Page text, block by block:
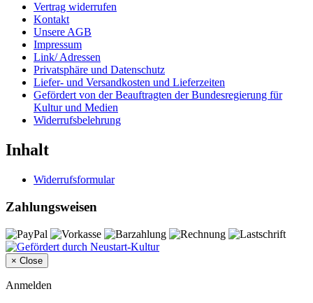
Vertrag widerrufen
Kontakt
Unsere AGB
Impressum
Link/ Adressen
Privatsphäre und Datenschutz
Liefer- und Versandkosten und Lieferzeiten
Gefördert von der Beauftragten der Bundesregierung für
Kultur und Medien
Widerrufsbelehrung
Inhalt
Widerrufsformular
Zahlungsweisen
× Close
Anmelden